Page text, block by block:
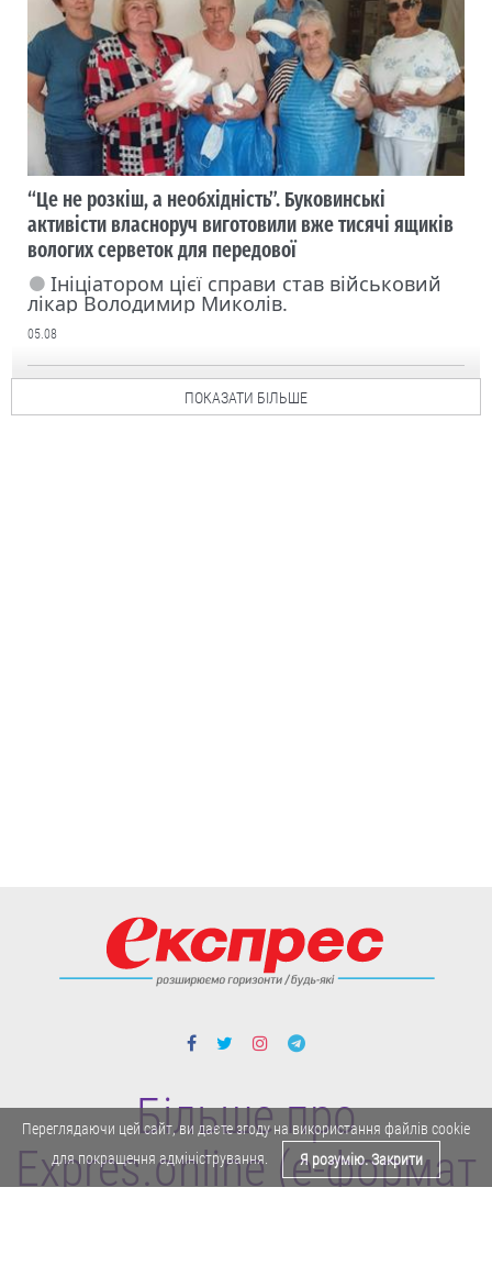
“Це не розкіш, а необхідність”. Буковинські
активісти власноруч виготовили вже тисячі ящиків
вологих серветок для передової
Ініціатором цієї справи став військовий
лікар Володимир Миколів.
05.08
ПОКАЗАТИ БІЛЬШЕ
Більше про
Expres.online (e-формат
Переглядаючи цей сайт, ви даєте згоду на використання файлів cookie
для покращення адміністрування.
Я розумію. Закрити